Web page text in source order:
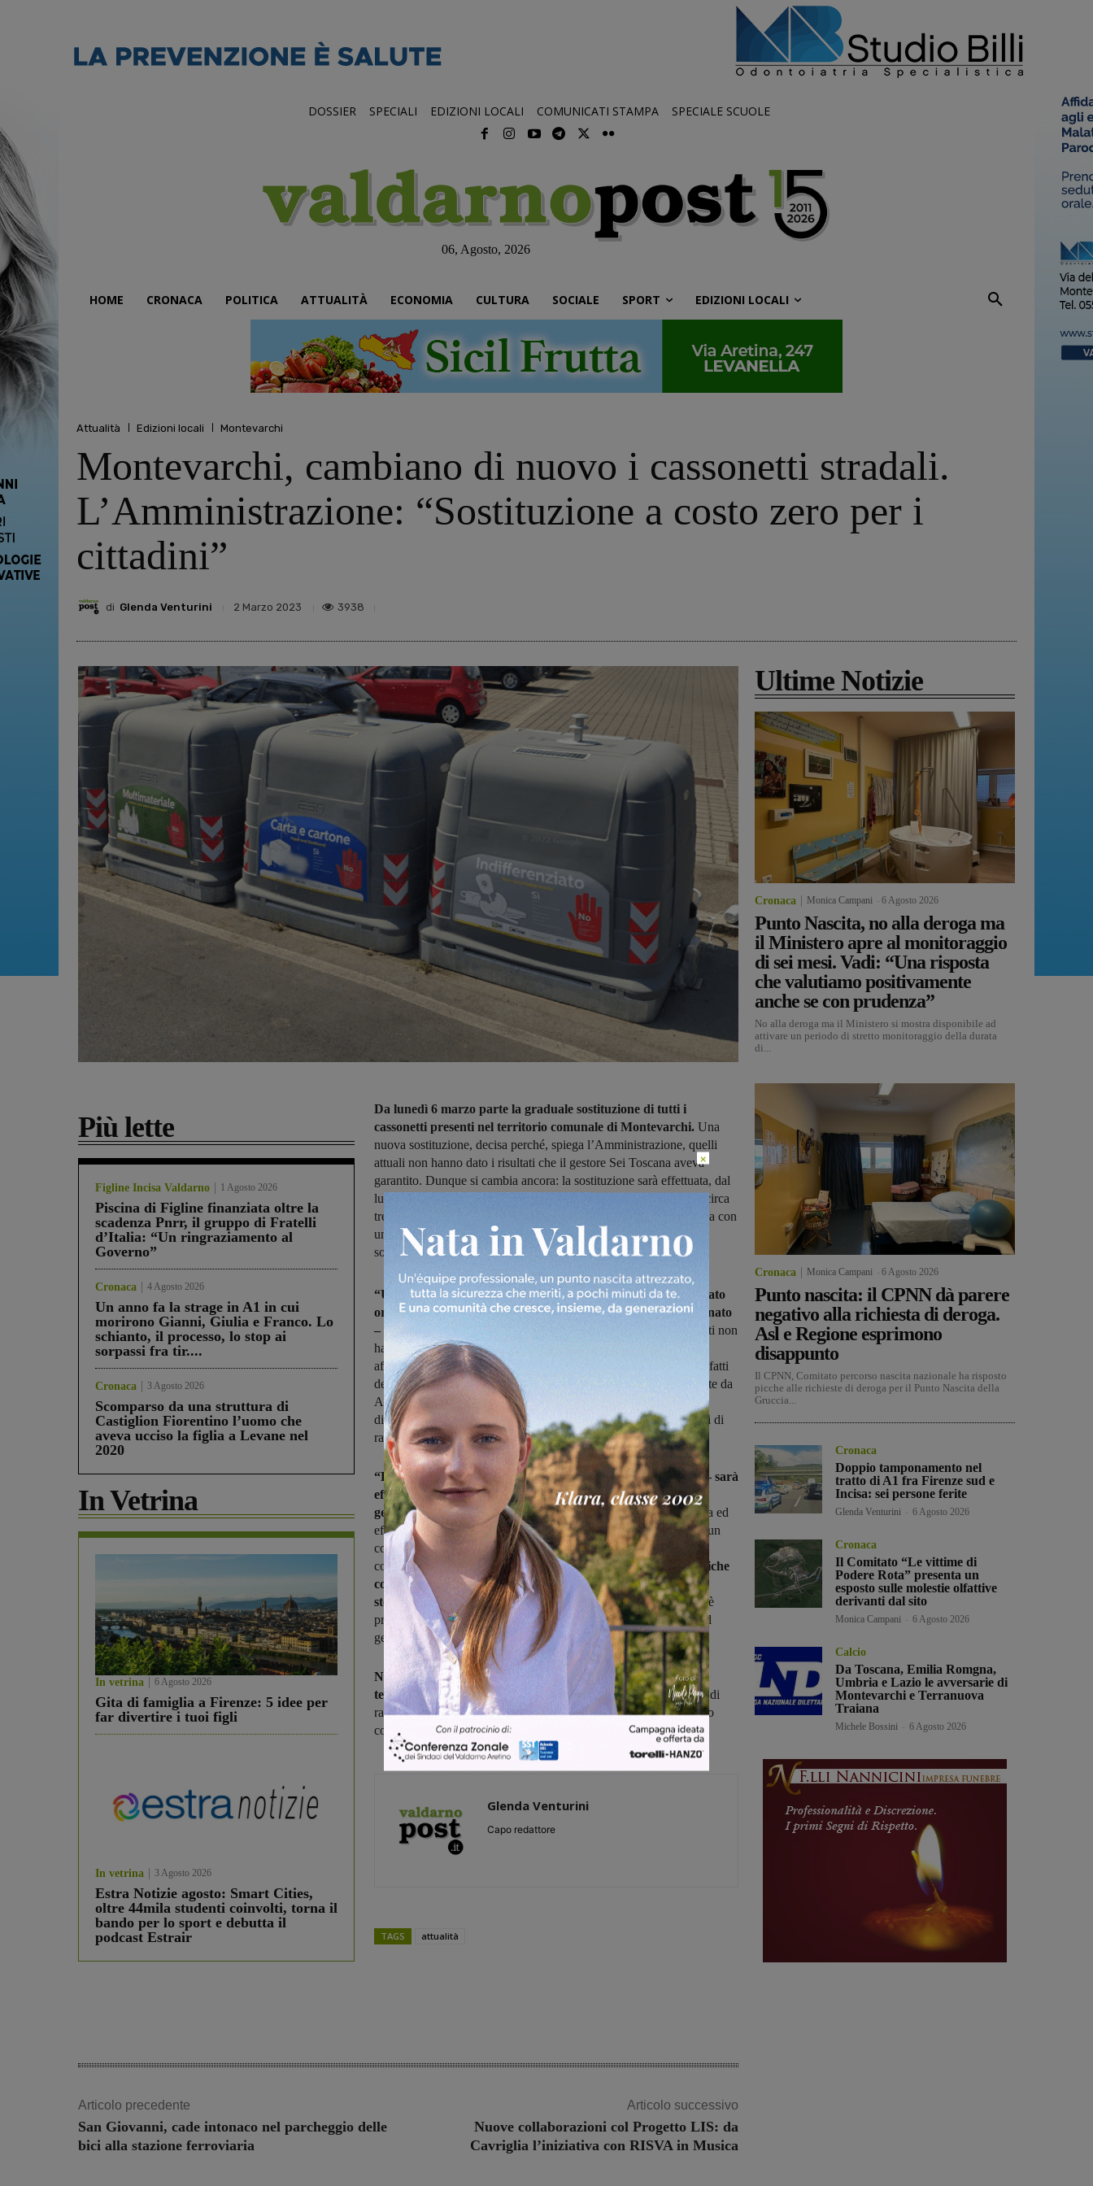
DOSSIER SPECIALI EDIZIONI LOCALI COMUNICATI STAMPA SPECIALE SCUOLE
06, Agosto, 2026
HOME CRONACA POLITICA ATTUALITÀ ECONOMIA CULTURA SOCIALE SPORT EDIZIONI LOCALI
Attualità Edizioni locali Montevarchi
Montevarchi, cambiano di nuovo i cassonetti stradali.
L’Amministrazione: “Sostituzione a costo zero per i
cittadini”
di Glenda Venturini 2 Marzo 2023 3938
Più lette
Figline Incisa Valdarno 1 Agosto 2026
Piscina di Figline finanziata oltre la
scadenza Pnrr, il gruppo di Fratelli
d’Italia: “Un ringraziamento al
Governo”
Cronaca 4 Agosto 2026
Un anno fa la strage in A1 in cui
morirono Gianni, Giulia e Franco. Lo
schianto, il processo, lo stop ai
sorpassi fra tir....
Cronaca 3 Agosto 2026
Scomparso da una struttura di
Castiglion Fiorentino l’uomo che
aveva ucciso la figlia a Levane nel
2020
In Vetrina
In vetrina 6 Agosto 2026
Gita di famiglia a Firenze: 5 idee per
far divertire i tuoi figli
In vetrina 3 Agosto 2026
Estra Notizie agosto: Smart Cities,
oltre 44mila studenti coinvolti, torna il
bando per lo sport e debutta il
podcast Estrair
Da lunedì 6 marzo parte la graduale sostituzione di tutti i
cassonetti presenti nel territorio comunale di Montevarchi. Una
nuova sostituzione, decisa perché, spiega l’Amministrazione, quelli
attuali non hanno dato i risultati che il gestore Sei Toscana aveva
garantito. Dunque si cambia ancora: la sostituzione sarà effettuata, dal
lunedì al venerdì, da Sei Toscana con una nuova installazione di circa
tre o quattro postazioni al giorno. L’utenza della zona sarà avvisata con
un cartello messo il giorno prima sulle postazioni interessate dalla
sostituzione.
“Una necessità che la nostra Amministrazione aveva evidenziato
ormai da alcuni anni – afferma l’Assessore Lorenzo Posfortunato
– e che si era resa necessaria perché l’attuale tipologia di cassonetti non
ha dato i risultati a suo tempo assicurati dal gestore in termini di
affidabilità, robustezza, praticità. Possiamo invece ritenerci soddisfatti
dei risultati espressi dal consuntivo anno 2021, forniti recentemente da
Ato Toscana Sud, in quanto il segnale per Montevarchi è di una
diminuzione dei costi a fronte di un miglioramento dei quantitativi di
raccolta differenziata”.
“La sostituzione dei cassonetti – spiega ancora Posfortunato – sarà
effettuata da Sei Toscana e rientra negli obblighi dello stesso
gestoredi fornire attrezzature e servizi che garantiscano la corretta ed
efficiente raccolta e smaltimento dei rifiuti solidi urbani, senza alcun
costo aggiuntivo per il Comune e quindi per i cittadini. L’iter sarà
completato nell’arco di alcuni mesi,iniziando dalle zone periferiche
confinanti con il Comune di San Giovanni dove è presente la
stessa tipologia di cassonetti.Il completamento delle operazioni è
previsto al massimo entro giugno come da indicazioni ricevute dal
gestore”.
Nello stesso tempo, ha concluso l’assessore, “verrà portata a
termine anche la riorganizzazione del serviziodelle postazioni di
raccolta nelle zone periferiche, con bidoni di prossimità ad accesso
controllato”.
Glenda Venturini
Capo redattore
TAGS attualità
Articolo precedente
San Giovanni, cade intonaco nel parcheggio delle
bici alla stazione ferroviaria
Articolo successivo
Nuove collaborazioni col Progetto LIS: da
Cavriglia l’iniziativa con RISVA in Musica
Ultime Notizie
Cronaca Monica Campani 6 Agosto 2026
Punto Nascita, no alla deroga ma
il Ministero apre al monitoraggio
di sei mesi. Vadi: “Una risposta
che valutiamo positivamente
anche se con prudenza”
No alla deroga ma il Ministero si mostra disponibile ad
attivare un periodo di stretto monitoraggio della durata
di...
Cronaca Monica Campani 6 Agosto 2026
Punto nascita: il CPNN dà parere
negativo alla richiesta di deroga.
Asl e Regione esprimono
disappunto
Il CPNN, Comitato percorso nascita nazionale ha risposto
picche alle richieste di deroga per il Punto Nascita della
Gruccia...
Cronaca
Doppio tamponamento nel
tratto di A1 fra Firenze sud e
Incisa: sei persone ferite
Glenda Venturini 6 Agosto 2026
Cronaca
Il Comitato “Le vittime di
Podere Rota” presenta un
esposto sulle molestie olfattive
derivanti dal sito
Monica Campani 6 Agosto 2026
Calcio
Da Toscana, Emilia Romgna,
Umbria e Lazio le avversarie di
Montevarchi e Terranuova
Traiana
Michele Bossini 6 Agosto 2026
×